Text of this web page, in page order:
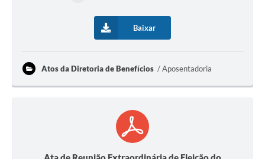
Baixar
Atos da Diretoria de Benefícios Aposentadoria